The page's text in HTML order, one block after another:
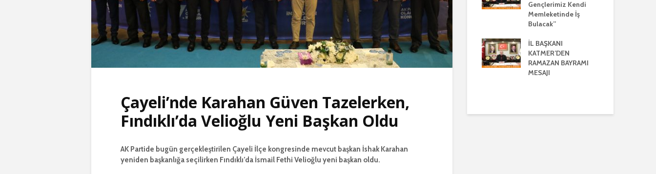
Çayeli’nde Karahan Güven Tazelerken,
Fındıklı’da Velioğlu Yeni Başkan Oldu
AK Partide bugün gerçekleştirilen Çayeli İlçe kongresinde mevcut başkan İshak Karahan
yeniden başkanlığa seçilirken Fındıklı’da İsmail Fethi Velioğlu yeni başkan oldu.
GÜNDEME DAİR
AÇIKLAMALARDA
BULUNDU
İL BAŞKANI KATMER
GÜNDEME DAİR
AÇIKLAMALARDA
RİZE’DE CUMHUR
İTTİFAKI’NDAN GÜÇLÜ
BİRLİK VE
BERABERLİK MESAJI
Gençlerimiz Kendi
Memleketinde İş
Bulacak”
İL BAŞKANI
KATMER’DEN
RAMAZAN BAYRAMI
MESAJI